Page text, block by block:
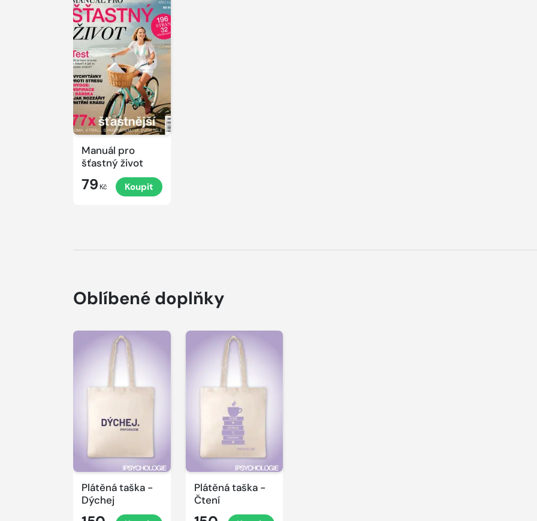
Manuál pro
šťastný život
79 Kč Koupit
Oblíbené doplňky
Plátěná taška -
Dýchej
Plátěná taška -
Čtení